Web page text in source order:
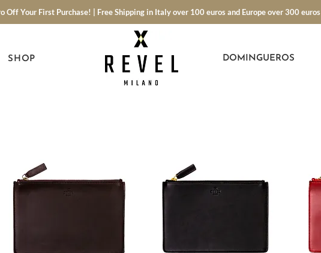
Off Your First Purchase! | Free Shipping in Italy over 100 euros and Europe over 300 euros
SHOP DOMINGUEROS